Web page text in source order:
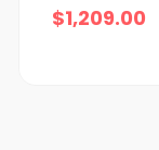
$1,209.00